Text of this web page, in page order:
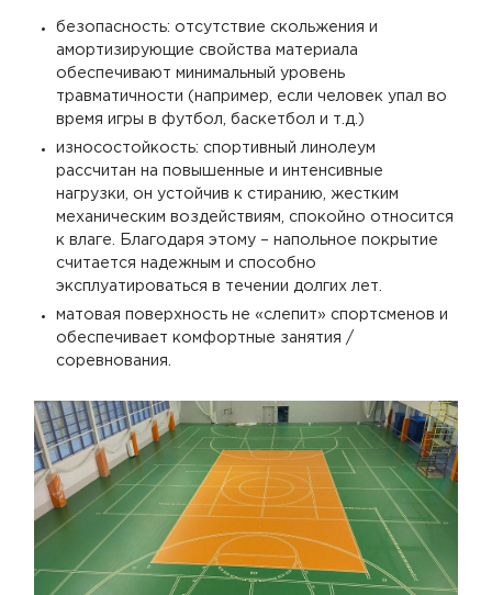
безопасность: отсутствие скольжения и
амортизирующие свойства материала
обеспечивают минимальный уровень
травматичности (например, если человек упал во
время игры в футбол, баскетбол и т.д.)
износостойкость: спортивный линолеум
рассчитан на повышенные и интенсивные
нагрузки, он устойчив к стиранию, жестким
механическим воздействиям, спокойно относится
к влаге. Благодаря этому – напольное покрытие
считается надежным и способно
эксплуатироваться в течении долгих лет.
матовая поверхность не «слепит» спортсменов и
обеспечивает комфортные занятия /
соревнования.